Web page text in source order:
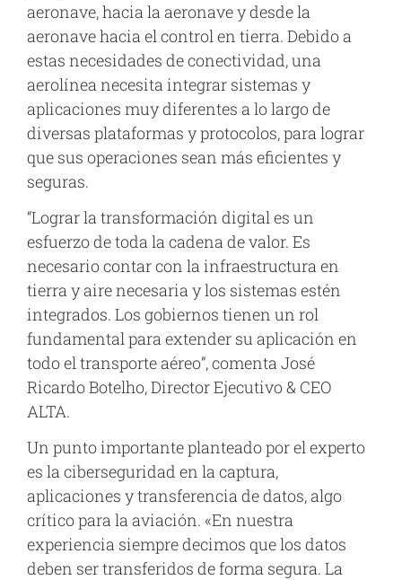
aeronave, hacia la aeronave y desde la
aeronave hacia el control en tierra. Debido a
estas necesidades de conectividad, una
aerolínea necesita integrar sistemas y
aplicaciones muy diferentes a lo largo de
diversas plataformas y protocolos, para lograr
que sus operaciones sean más eficientes y
seguras.
“Lograr la transformación digital es un
esfuerzo de toda la cadena de valor. Es
necesario contar con la infraestructura en
tierra y aire necesaria y los sistemas estén
integrados. Los gobiernos tienen un rol
fundamental para extender su aplicación en
todo el transporte aéreo”, comenta José
Ricardo Botelho, Director Ejecutivo & CEO
ALTA.
Un punto importante planteado por el experto
es la ciberseguridad en la captura,
aplicaciones y transferencia de datos, algo
crítico para la aviación. «En nuestra
experiencia siempre decimos que los datos
deben ser transferidos de forma segura. La